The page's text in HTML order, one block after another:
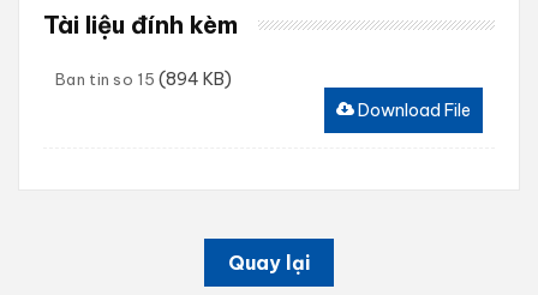
Tài liệu đính kèm
Ban tin so 15 (894 KB)
Download File
Quay lại